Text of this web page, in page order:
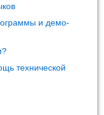
и демо-
технической